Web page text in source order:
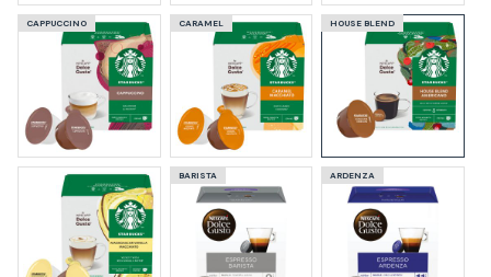
CAPPUCCINO CARAMEL HOUSE BLEND
BARISTA ARDENZA